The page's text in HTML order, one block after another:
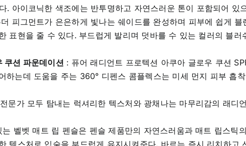
. 아이코닉한 색조에는 반투명하고 자연스러운 톤이 포함되어
피그먼트가 은은하게 빛나는 쉐이드를 완성하며 피부에 쉽게
표현을 줄 수 있다. 부드럽게 발리며 덧바를 수 있는 컬러의 블
쿠션 파운데이션 : 퓨어 래디언트 프로텍션 아쿠아 글로우 쿠션
하는데 도움을 주는 360° 디펜스 콤플렉스는 미세 먼지 피부 흡
문가 모두 탐내는 럭셔리한 텍스처와 광채나는 마무리감의 래
벨벳 매트 립 펜슬은 펜슬 제품만의 자연스러움과 매트 립스
텍스처로 입술을 부드럽게 유지시켜준다. 바르는 즉시 리치하